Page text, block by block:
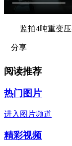
监拍4吨重变压
分享
阅读推荐
热门图片
进入图片频道
精彩视频